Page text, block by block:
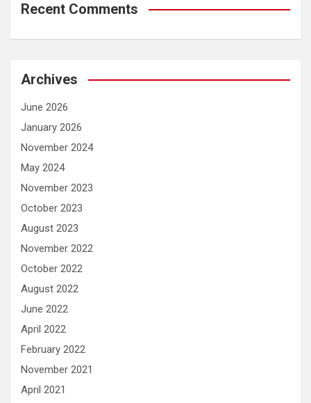
Recent Comments
Archives
June 2026
January 2026
November 2024
May 2024
November 2023
October 2023
August 2023
November 2022
October 2022
August 2022
June 2022
April 2022
February 2022
November 2021
April 2021